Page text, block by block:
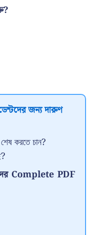
জন্য দারুণ
করতে চান?
Complete PDF